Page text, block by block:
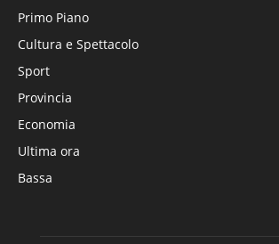
Primo Piano
Cultura e Spettacolo
Sport
Provincia
Economia
Ultima ora
Bassa